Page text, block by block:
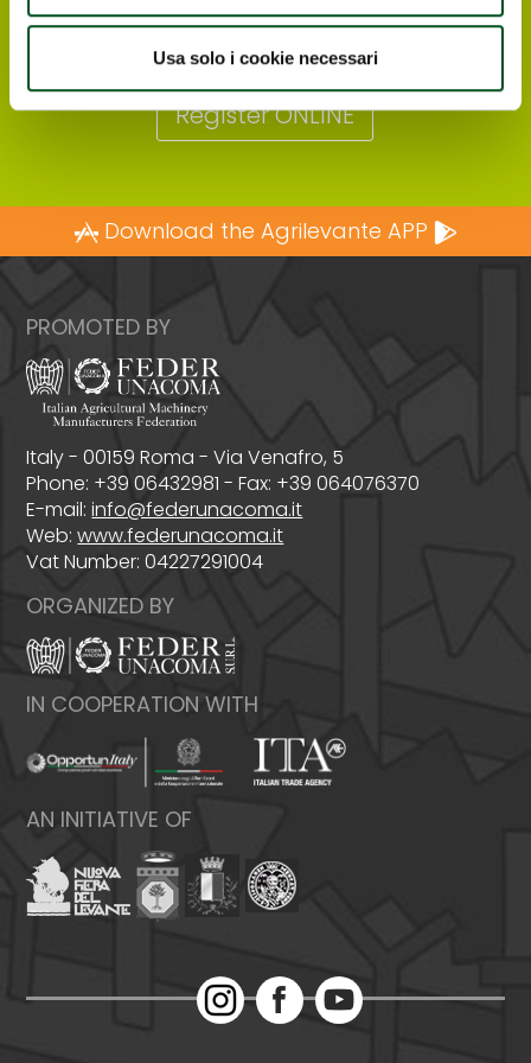
Usa solo i cookie necessari
receive at their email address the free e-
ticket to enter the Exhibition.
Register ONLINE
Download the Agrilevante APP
PROMOTED BY
Italy - 00159 Roma - Via Venafro, 5
Phone: +39 06432981 - Fax: +39 064076370
E-mail:info@federunacoma.it
Web:www.federunacoma.it
Vat Number: 04227291004
ORGANIZED BY
IN COOPERATION WITH
AN INITIATIVE OF